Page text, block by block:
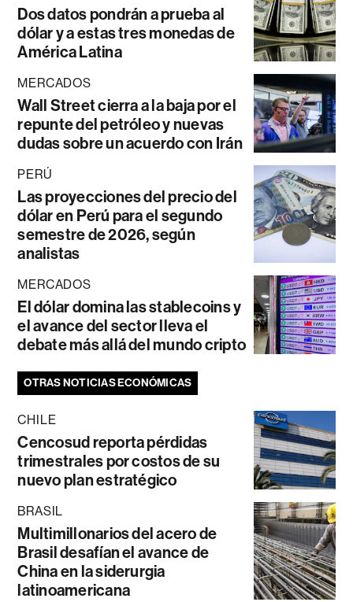
Dos datos pondrán a prueba al
dólar y a estas tres monedas de
América Latina
MERCADOS
Wall Street cierra a la baja por el
repunte del petróleo y nuevas
dudas sobre un acuerdo con Irán
PERÚ
Las proyecciones del precio del
dólar en Perú para el segundo
semestre de 2026, según
analistas
MERCADOS
El dólar domina las stablecoins y
el avance del sector lleva el
debate más allá del mundo cripto
OTRAS NOTICIAS ECONÓMICAS
CHILE
Cencosud reporta pérdidas
trimestrales por costos de su
nuevo plan estratégico
BRASIL
Multimillonarios del acero de
Brasil desafían el avance de
China en la siderurgia
latinoamericana